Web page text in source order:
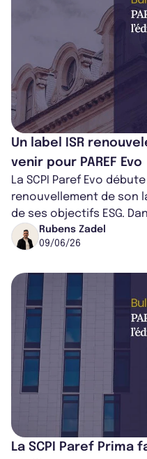
Un label ISR
venir pour PAREF Evo
La SCPI Paref Evo
renouvellement de son
de ses objectifs ESG.
économique encore
Rubens Zadel
09/06/26
La SCPI Paref Prima